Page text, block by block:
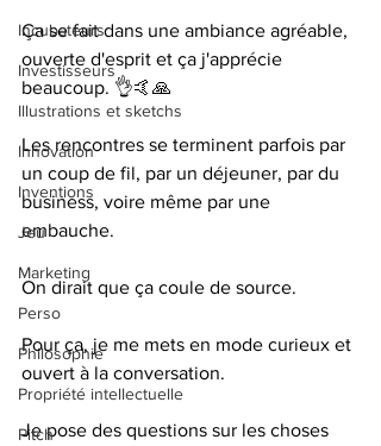
Incubateurs
Investisseurs
Illustrations et sketchs
Innovation
Inventions
Jeu
Marketing
Perso
Philosophie
Propriété intellectuelle
Pitch
Ça se fait dans une ambiance agréable,
ouverte d'esprit et ça j'apprécie
beaucoup. 👌🤙🙏
Les rencontres se terminent parfois par
un coup de fil, par un déjeuner, par du
business, voire même par une
embauche.
On dirait que ça coule de source.
Pour ça, je me mets en mode curieux et
ouvert à la conversation.
Je pose des questions sur les choses